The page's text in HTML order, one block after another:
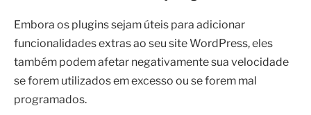
Embora os plugins sejam úteis para adicionar
funcionalidades extras ao seu site WordPress, eles
também podem afetar negativamente sua velocidade
se forem utilizados em excesso ou se forem mal
programados.